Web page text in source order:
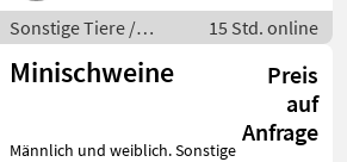
Sonstige Tiere /
Bienen und Imkerei
15 Std. online
Minischweine
Preis
auf
Anfrage
Männlich und weiblich. Sonstige